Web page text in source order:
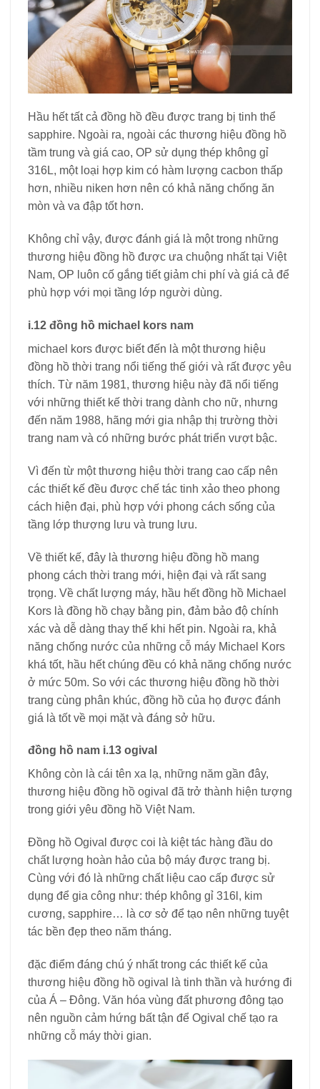
Hầu hết tất cả đồng hồ đều được trang bị tinh thể
sapphire. Ngoài ra, ngoài các thương hiệu đồng hồ
tầm trung và giá cao, OP sử dụng thép không gỉ
316L, một loại hợp kim có hàm lượng cacbon thấp
hơn, nhiều niken hơn nên có khả năng chống ăn
mòn và va đập tốt hơn.
Không chỉ vậy, được đánh giá là một trong những
thương hiệu đồng hồ được ưa chuộng nhất tại Việt
Nam, OP luôn cố gắng tiết giảm chi phí và giá cả để
phù hợp với mọi tầng lớp người dùng.
i.12 đồng hồ michael kors nam
michael kors được biết đến là một thương hiệu
đồng hồ thời trang nổi tiếng thế giới và rất được yêu
thích. Từ năm 1981, thương hiệu này đã nổi tiếng
với những thiết kế thời trang dành cho nữ, nhưng
đến năm 1988, hãng mới gia nhập thị trường thời
trang nam và có những bước phát triển vượt bậc.
Vì đến từ một thương hiệu thời trang cao cấp nên
các thiết kế đều được chế tác tinh xảo theo phong
cách hiện đại, phù hợp với phong cách sống của
tầng lớp thượng lưu và trung lưu.
Về thiết kế, đây là thương hiệu đồng hồ mang
phong cách thời trang mới, hiện đại và rất sang
trọng. Về chất lượng máy, hầu hết đồng hồ Michael
Kors là đồng hồ chạy bằng pin, đảm bảo độ chính
xác và dễ dàng thay thế khi hết pin. Ngoài ra, khả
năng chống nước của những cỗ máy Michael Kors
khá tốt, hầu hết chúng đều có khả năng chống nước
ở mức 50m. So với các thương hiệu đồng hồ thời
trang cùng phân khúc, đồng hồ của họ được đánh
giá là tốt về mọi mặt và đáng sở hữu.
đồng hồ nam i.13 ogival
Không còn là cái tên xa lạ, những năm gần đây,
thương hiệu đồng hồ ogival đã trở thành hiện tượng
trong giới yêu đồng hồ Việt Nam.
Đồng hồ Ogival được coi là kiệt tác hàng đầu do
chất lượng hoàn hảo của bộ máy được trang bị.
Cùng với đó là những chất liệu cao cấp được sử
dụng để gia công như: thép không gỉ 316l, kim
cương, sapphire… là cơ sở để tạo nên những tuyệt
tác bền đẹp theo năm tháng.
đặc điểm đáng chú ý nhất trong các thiết kế của
thương hiệu đồng hồ ogival là tinh thần và hướng đi
của Á – Đông. Văn hóa vùng đất phương đông tạo
nên nguồn cảm hứng bất tận để Ogival chế tạo ra
những cỗ máy thời gian.